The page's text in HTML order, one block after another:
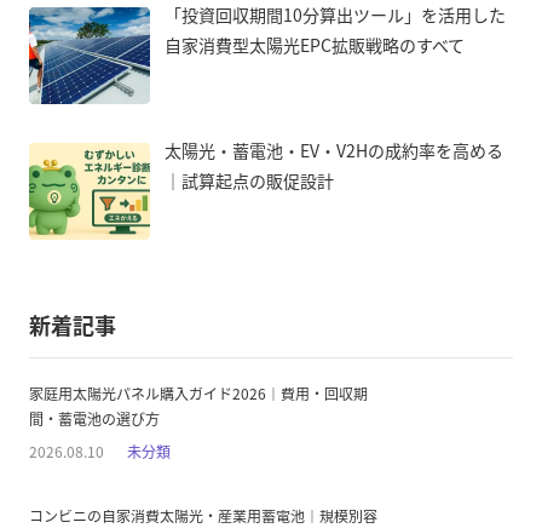
「投資回収期間10分算出ツール」を活用した
自家消費型太陽光EPC拡販戦略のすべて
太陽光・蓄電池・EV・V2Hの成約率を高める
｜試算起点の販促設計
新着記事
家庭用太陽光パネル購入ガイド2026｜費用・回収期
間・蓄電池の選び方
2026.08.10
未分類
コンビニの自家消費太陽光・産業用蓄電池｜規模別容